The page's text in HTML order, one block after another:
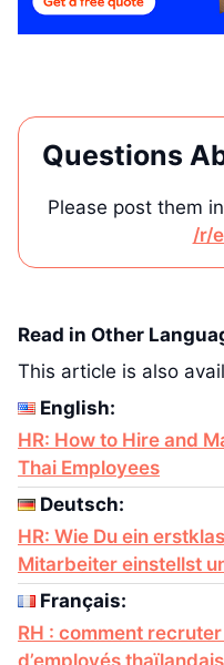
Questions
Please post them
/r/
Read in Other
This article is also
English:
HR: How to Hire and
Thai Employees
Deutsch:
HR: Wie Du ein
Mitarbeiter einstellst
Français:
RH : comment